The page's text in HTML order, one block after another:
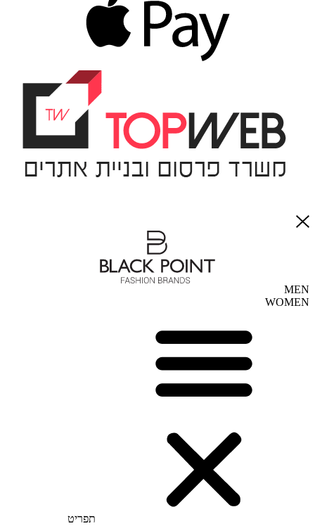
MEN
WOMEN
תפריט